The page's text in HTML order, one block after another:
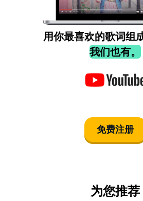
用你最喜欢的歌词组
我们也有。
免费注册
为您推荐